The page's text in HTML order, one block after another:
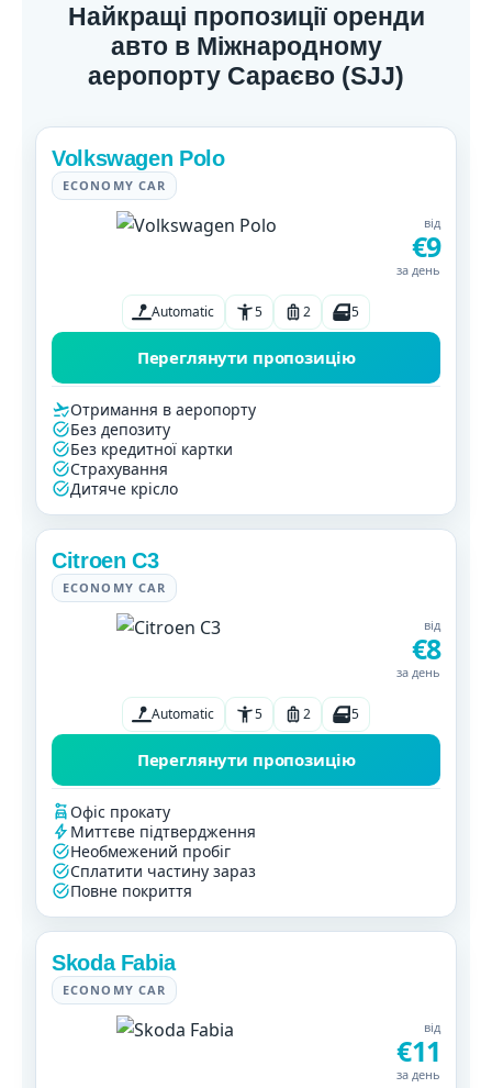
Найкращі пропозиції оренди
авто в Міжнародному
аеропорту Сараєво (SJJ)
Volkswagen Polo
ECONOMY CAR
від
€9
за день
Automatic 5 2 5
Переглянути пропозицію
Отримання в аеропорту
Без депозиту
Без кредитної картки
Страхування
Дитяче крісло
Citroen C3
ECONOMY CAR
від
€8
за день
Automatic 5 2 5
Переглянути пропозицію
Офіс прокату
Миттєве підтвердження
Необмежений пробіг
Сплатити частину зараз
Повне покриття
Skoda Fabia
ECONOMY CAR
від
€11
за день